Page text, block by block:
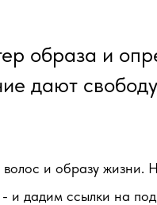
образа и
дают
и образу жизни.
и дадим ссылки на